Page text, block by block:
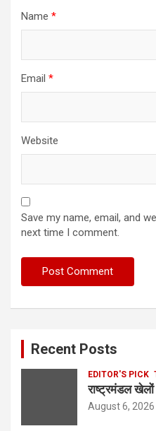
Name *
Email *
Website
Save my name, email, and
next time I comment.
Recent Posts
EDITOR'S PICK
राष्ट्रमंडल
August 6, 2026